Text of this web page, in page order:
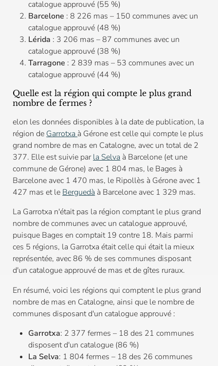
catalogue approuvé (55 %)
Barcelone : 8 226 mas – 150 communes avec un
catalogue approuvé (48 %)
Lérida : 3 206 mas – 87 communes avec un
catalogue approuvé (38 %)
Tarragone : 2 839 mas – 53 communes avec un
catalogue approuvé (44 %)
Quelle est la région qui compte le plus grand
nombre de fermes ?
elon les données disponibles à la date de publication, la
région de Garrotxa à Gérone est celle qui compte le plus
grand nombre de mas en Catalogne, avec un total de 2
377. Elle est suivie parla Selva à Barcelone (et une
commune de Gérone) avec 1 804 mas, le Bages à
Barcelone avec 1 470 mas, le Ripollès à Gérone avec 1
427 mas et le Berguedà à Barcelone avec 1 329 mas.
La Garrotxa n'était pas la région comptant le plus grand
nombre de communes avec un catalogue approuvé,
puisque Bages en comptait 19 contre 18. Mais parmi
ces 5 régions, la Garrotxa était celle qui était la mieux
représentée, avec 86 % de ses communes disposant
d'un catalogue approuvé de mas et de gîtes ruraux.
En résumé, voici les régions qui comptent le plus grand
nombre de mas en Catalogne, ainsi que le nombre de
communes disposant d'un catalogue approuvé :
Garrotxa: 2 377 fermes – 18 des 21 communes
disposent d'un catalogue (86 %)
La Selva: 1 804 fermes – 18 des 26 communes